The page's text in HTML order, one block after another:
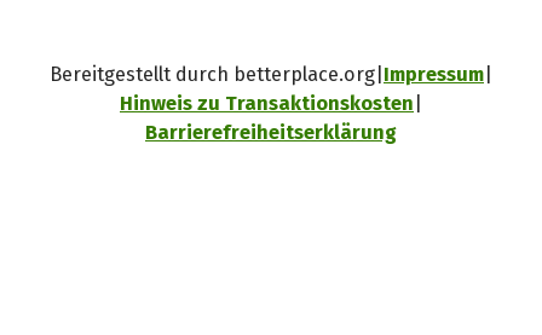
Bereitgestellt durch betterplace.org Impressum
Hinweis zu Transaktionskosten
Barrierefreiheitserklärung